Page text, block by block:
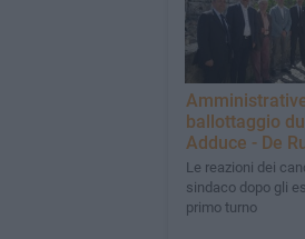
ballottaggio
Adduce - De
Le reazioni dei
sindaco dopo gli
primo turno